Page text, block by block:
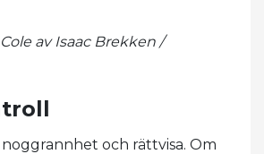
av Isaac Brekken /
och rättvisa. Om